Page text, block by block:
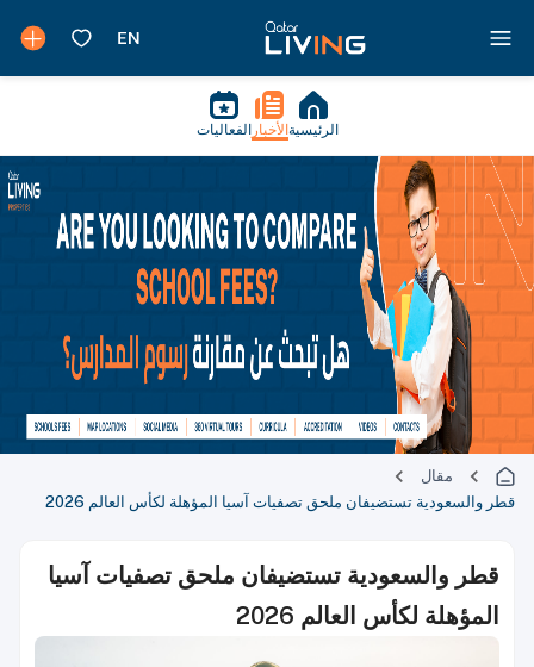
الرئيسية الأخبار الفعاليات
مقال
قطر والسعودية تستضيفان ملحق تصفيات آسيا المؤهلة لكأس العالم 2026
قطر والسعودية تستضيفان ملحق تصفيات آسيا
المؤهلة لكأس العالم 2026